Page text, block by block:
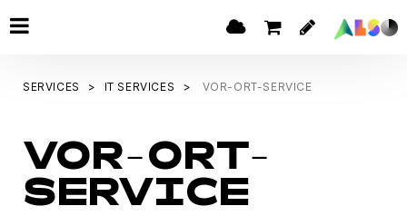
SERVICES IT SERVICES VOR-ORT-SERVICE
VOR-ORT-
SERVICE